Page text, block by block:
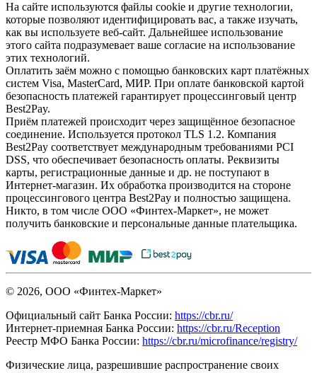
На сайте используются файлы cookie и другие технологии,
которые позволяют идентифицировать вас, а также изучать,
как вы используете веб-сайт. Дальнейшее использование
этого сайта подразумевает ваше согласие на использование
этих технологий.
Оплатить заём можно с помощью банковских карт платёжных
систем Visa, MasterCard, МИР. При оплате банковской картой
безопасность платежей гарантирует процессинговый центр
Best2Pay.
Приём платежей происходит через защищённое безопасное
соединение. Используется протокол TLS 1.2. Компания
Best2Pay соответствует международным требованиями PCI
DSS, что обеспечивает безопасность оплаты. Реквизиты
карты, регистрационные данные и др. не поступают в
Интернет-магазин. Их обработка производится на стороне
процессингового центра Best2Pay и полностью защищена.
Никто, в том числе ООО «Финтех-Маркет», не может
получить банковские и персональные данные плательщика.
© 2026, ООО «Финтех-Маркет»
Официальный сайт Банка России: https://cbr.ru/
Интернет-приемная Банка России: https://cbr.ru/Reception
Реестр МФО Банка России: https://cbr.ru/microfinance/registry/
Физические лица, разрешившие распространение своих